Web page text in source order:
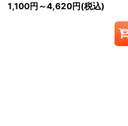
1,100円 ～4,620円(税込)